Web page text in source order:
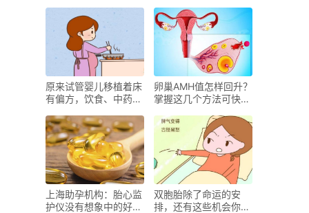
以改善
原来试管婴儿移植着床
有偏方，饮食、中药都
卵巢AMH值怎样回升？
掌握这几个方法可快速
上海助孕机构：胎心监
护仪没有想象中的好
双胞胎除了命运的安
排，还有这些机会你把